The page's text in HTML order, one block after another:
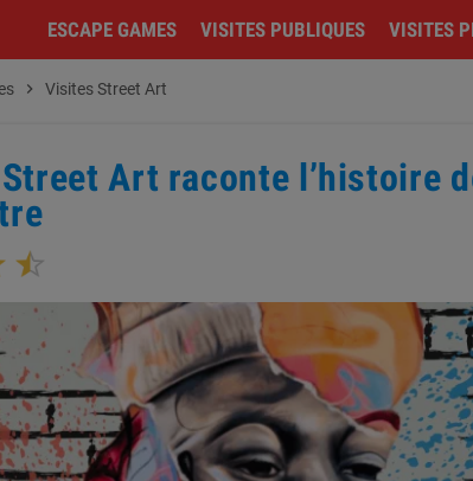
ESCAPE GAMES VISITES PUBLIQUES VISITES
chevron_right Visites Street Art
Art raconte l’histoire